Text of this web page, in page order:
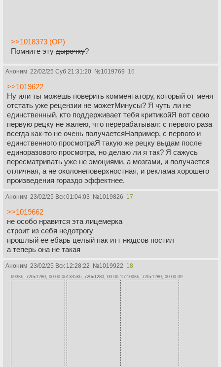
>>1018373 (OP)
Помните эту дырочку?
Аноним 22/02/25 Суб 21:31:20 №1019769 16
>>1019622
Ну или ты можешь поверить комментатору, который от меня
отстать уже рецензии не можетМинусы? Я чуть ли не
единственный, кто поддерживает тебя критикойЯ вот свою
первую рецку не жалею, что перерабатывал: с первого раза
всегда как-то не очень получаетсяНапример, с первого и
единственного просмотраЯ такую же рецку выдам после
единоразового просмотра, но делаю ли я так? Я сажусь
пересматривать уже не эмоциями, а мозгами, и получается
отличная, а не околонеповерхностная, и реклама хорошего
произведения гораздо эффектнее.
Аноним 23/02/25 Вск 01:04:03 №1019826 17
>>1019662
не особо нравится эта лицемерка
строит из себя недотрогу
прошлый ее ебарь целый пак итт нюдсов постил
а теперь она не такая
Аноним 23/02/25 Вск 12:28:22 №1019922 18
693Кб, 720x1280, 00:00:061335Кб, 720x1280, 00:00:151100Кб, 720x1280, 00:00:09